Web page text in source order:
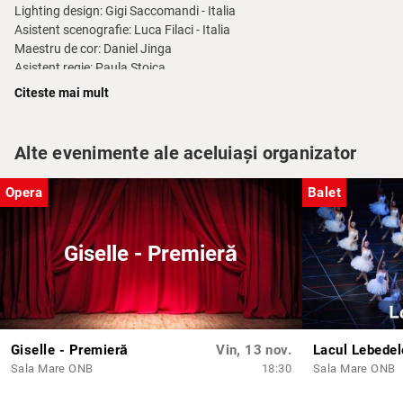
Lighting design: Gigi Saccomandi - Italia
Asistent scenografie: Luca Filaci - Italia
Maestru de cor: Daniel Jinga
Asistent regie: Paula Stoica
Durata estimată a spectacolului: 2 ore 50 min
29-05-2025 18:30
Riccardo
Remus Alăzăroaie
Amelia
Astghik KHANAMIRYAN
Renato
Lucian Petrean
Ulrica
Citeste mai mult
Alte evenimente ale aceluiași organizator
Opera
Giselle - Premieră
Giselle - Premieră
Sala Mare ONB
Vin, 13 nov.
18:30
Balet
Lacul
Sala Mare ONB